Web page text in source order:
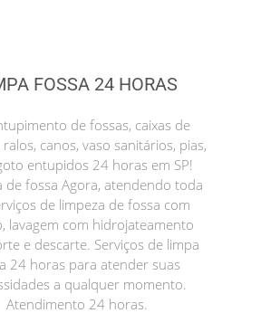
FOSSA 24 HORAS
de fossas, caixas de
canos, vaso sanitários, pias,
entupidos 24 horas em SP!
de fossa Agora, atendendo toda
de limpeza de fossa com
lavagem com hidrojateamento
e descarte. Serviços de limpa
24 horas para atender suas
a qualquer momento.
Atendimento 24 horas.